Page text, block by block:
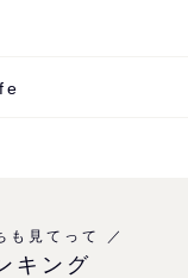
キング